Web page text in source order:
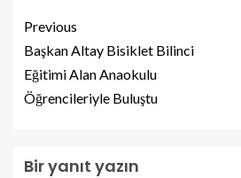
Previous
Başkan Altay Bisiklet Bilinci
Eğitimi Alan Anaokulu
Öğrencileriyle Buluştu
Bir yanıt yazın